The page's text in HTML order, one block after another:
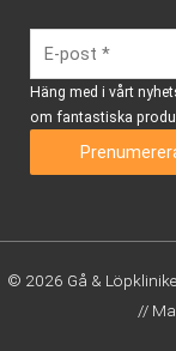
Häng med i vårt
om fantastiska
© 2026 Gå &
//